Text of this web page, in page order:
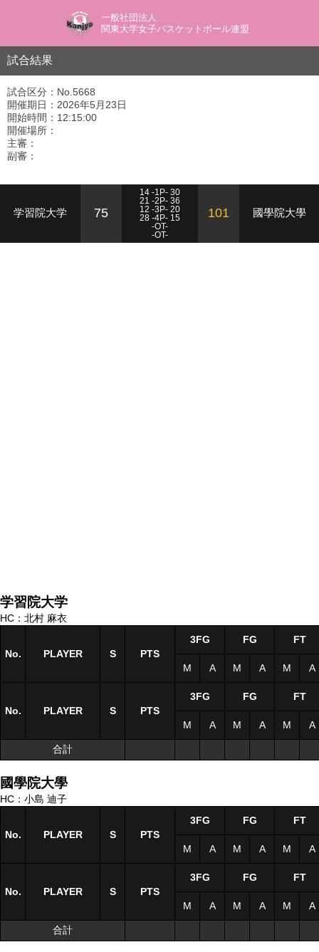
一般社団法人
関東大学女子バスケットボール連盟
試合結果
試合区分：No.5668
開催期日：2026年5月23日
開始時間：12:15:00
開催場所：
主審：
副審：
学習院大学 75
14 -1P- 30
21 -2P- 36
12 -3P- 20
28 -4P- 15
-OT-
-OT-
101 國學院大學
学習院大学
HC：北村 麻衣
No. PLAYER S
No. PLAYER S
合計
No. PLAYER S PTS
3FG FG FT
M A M A M A
No. PLAYER S PTS
3FG FG FT
M A M A M A
合計
國學院大學
HC：小島 迪子
No. PLAYER S
No. PLAYER S
合計
No. PLAYER S PTS
3FG FG FT
M A M A M A
No. PLAYER S PTS
3FG FG FT
M A M A M A
合計